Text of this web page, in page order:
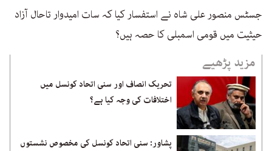
جسٹس منصور علی شاہ نے استفسار کیا کہ سات امیدوار تاحال آزاد
حیثیت میں قومی اسمبلی کا حصہ ہیں؟
مزید پڑھیے
تحریک انصاف اور سنی اتحاد کونسل میں
اختلافات کی وجہ کیا ہے؟
پشاور: سنی اتحاد کونسل کی مخصوص نشستوں